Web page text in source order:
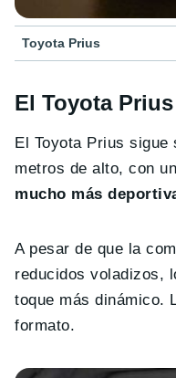
Toyota Prius
El Toyota
El Toyota Prius
metros de alto, con
mucho más
A pesar de que la
reducidos voladizos,
toque más dinámico.
formato.